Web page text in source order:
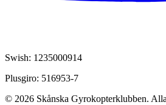
Swish: 1235000914
Plusgiro: 516953-7
© 2026 Skånska Gyrokopterklubben.